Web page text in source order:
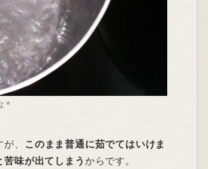
*
、 このまま普通に茹でてはいけま
味が出てしまうからです。